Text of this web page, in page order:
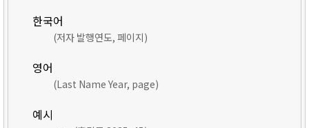
한국어
(저자 발행연도, 페이지)
영어
(Last Name Year, page)
예시